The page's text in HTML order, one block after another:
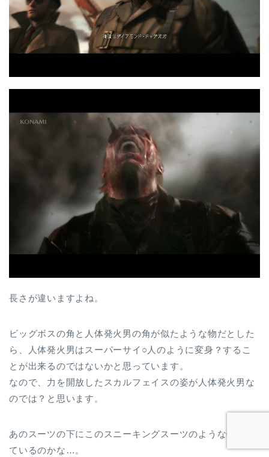
長さが違いますよね。
ビッグボスの角と人体発火男の角が似たような物だとした
ら、人体発火男はスーパーサイ○人のように変身？するこ
とが出来るのではないかと思っています。
なので、力を開放したスカルフェイスの姿が人体発火男な
のでは？と思います。
あのスーツの下にこのスニーキングスーツのような物を着
ているのかな…。